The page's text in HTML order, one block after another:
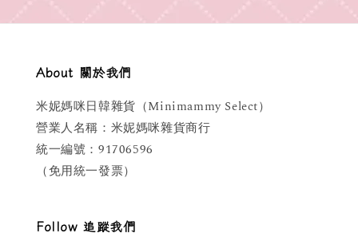
About 關於我們
米妮媽咪日韓雜貨（Minimammy Select）
營業人名稱：米妮媽咪雜貨商行
統一編號：91706596
（免用統一發票）
Follow 追蹤我們